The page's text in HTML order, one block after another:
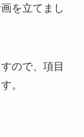
を立てまし
ので、項目
。